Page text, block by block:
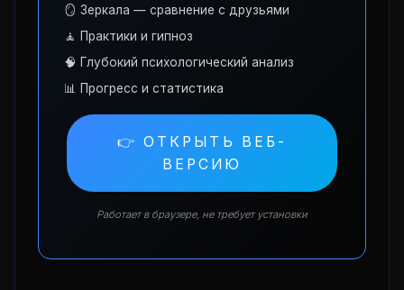
🪞 Зеркала — сравнение с друзьями
🧘 Практики и гипноз
🧠 Глубокий психологический анализ
📊 Прогресс и статистика
👉 ОТКРЫТЬ ВЕБ-
ВЕРСИЮ
Работает в браузере, не требует установки